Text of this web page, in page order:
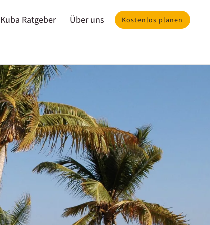
Kuba Ratgeber Über uns Kostenlos planen